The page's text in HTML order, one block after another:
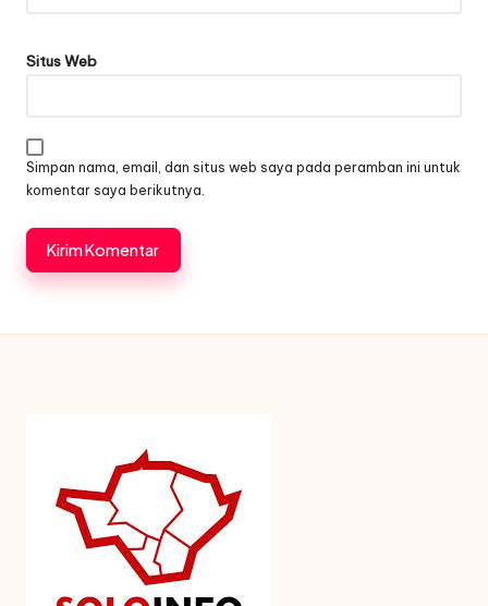
Situs Web
Simpan nama, email, dan situs web saya pada peramban ini untuk
komentar saya berikutnya.